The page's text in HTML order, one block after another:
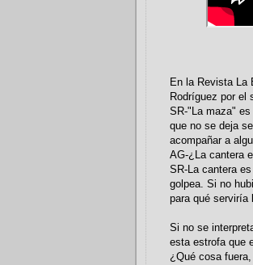
En la Revista La
Rodríguez por el
SR-"La maza"
que no se deja
acompañar a
AG-¿La cantera
SR-La cantera
golpea. Si no
para qué serviría
Si no se
esta estrofa que
¿Qué cosa